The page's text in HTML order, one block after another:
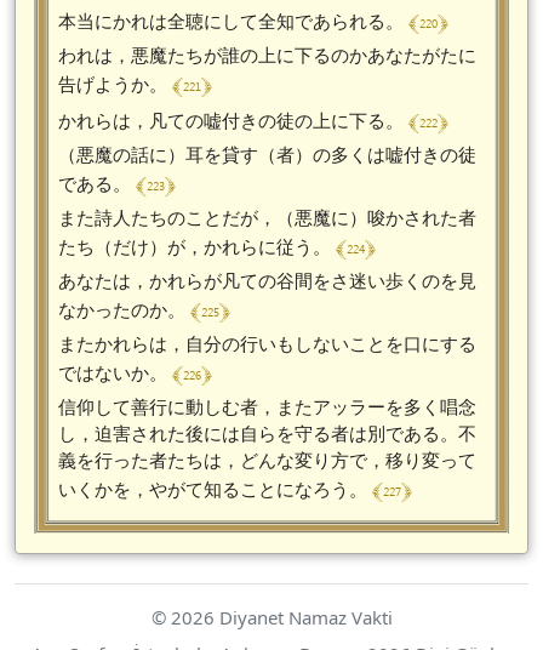
本当にかれは全聴にして全知であられる。 ﴾ 220 ﴿
われは，悪魔たちが誰の上に下るのかあなたがたに
告げようか。 ﴾ 221 ﴿
かれらは，凡ての嘘付きの徒の上に下る。 ﴾ 222 ﴿
（悪魔の話に）耳を貸す（者）の多くは嘘付きの徒
である。 ﴾ 223 ﴿
また詩人たちのことだが，（悪魔に）唆かされた者
たち（だけ）が，かれらに従う。 ﴾ 224 ﴿
あなたは，かれらが凡ての谷間をさ迷い歩くのを見
なかったのか。 ﴾ 225 ﴿
またかれらは，自分の行いもしないことを口にする
ではないか。 ﴾ 226 ﴿
信仰して善行に動しむ者，またアッラーを多く唱念
し，迫害された後には自らを守る者は別である。不
義を行った者たちは，どんな変り方で，移り変って
いくかを，やがて知ることになろう。 ﴾ 227 ﴿
© 2026 Diyanet Namaz Vakti